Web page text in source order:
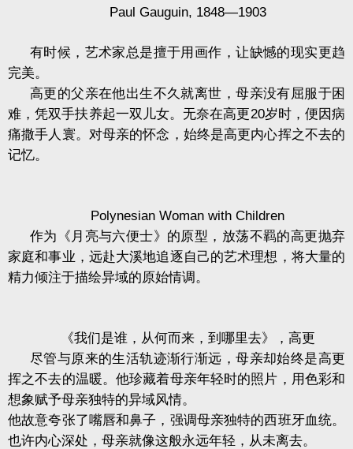
Paul Gauguin, 1848—1903
有时候，艺术家总是擅于用画作，让缺憾的现实更趋
完美。
高更的父亲在他出生不久就离世，母亲没有屈服于困
难，凭双手扶养起一双儿女。无奈在高更20岁时，便因病
痛撒手人寰。对母亲的怀念，始终是高更内心挥之不去的
记忆。
Polynesian Woman with Children
作为《月亮与六便士》的原型，放荡不羁的高更抛弃
家庭和事业，远赴大溪地追逐自己的艺术理想，将大量的
精力倾注于描绘异域的原始情调。
《我们是谁，从何而来，到哪里去》，高更
尽管与原来的生活轨迹渐行渐远，母亲却始终是高更
挥之不去的温暖。他珍藏着母亲年轻时的照片，用色彩和
想象赋予母亲独特的异域风情。
他故意夸张了嘴唇和鼻子，强调母亲独特的西班牙血统。
也许内心深处，母亲就像这般永远年轻，从未离去。